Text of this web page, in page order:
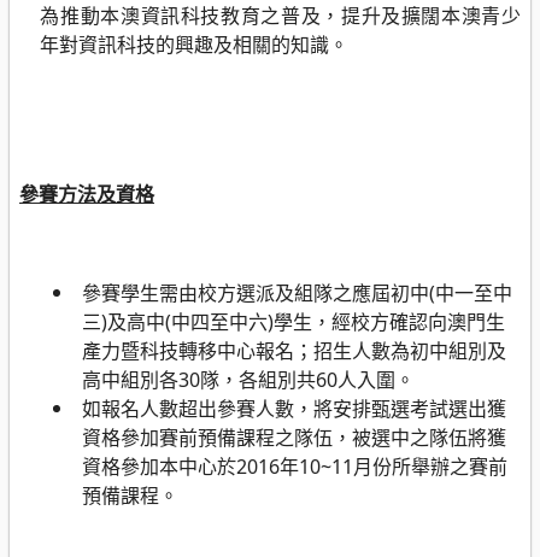
為推動本澳資訊科技教育之普及，提升及擴闊本澳青少
年對資訊科技的興趣及相關的知識。
參賽方法及資格
參賽學生需由校方選派及組隊之應屆初中(中一至中
三)及高中(中四至中六)學生，經校方確認向澳門生
產力暨科技轉移中心報名；招生人數為初中組別及
高中組別各30隊，各組別共60人入圍。
如報名人數超出參賽人數，將安排甄選考試選出獲
資格參加賽前預備課程之隊伍，被選中之隊伍將獲
資格參加本中心於2016年10~11月份所舉辦之賽前
預備課程。